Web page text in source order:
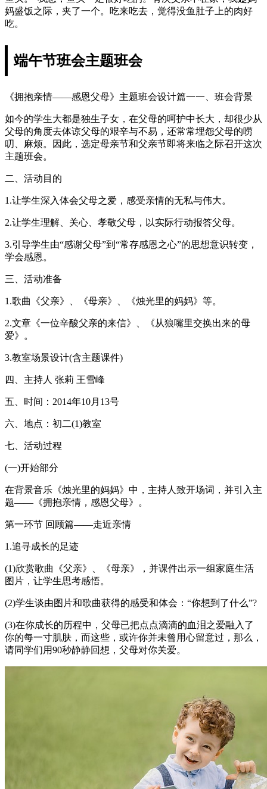
妈盛饭之际，夹了一个。吃来吃去，觉得没鱼肚子上的肉好
吃。
端午节班会主题班会
《拥抱亲情——感恩父母》主题班会设计篇一一、班会背景
如今的学生大都是独生子女，在父母的呵护中长大，却很少从
父母的角度去体谅父母的艰辛与不易，还常常埋怨父母的唠
叨、麻烦。因此，选定母亲节和父亲节即将来临之际召开这次
主题班会。
二、活动目的
1.让学生深入体会父母之爱，感受亲情的无私与伟大。
2.让学生理解、关心、孝敬父母，以实际行动报答父母。
3.引导学生由“感谢父母”到“常存感恩之心”的思想意识转变，
学会感恩。
三、活动准备
1.歌曲《父亲》、《母亲》、《烛光里的妈妈》等。
2.文章《一位辛酸父亲的来信》、《从狼嘴里交换出来的母
爱》。
3.教室场景设计(含主题课件)
四、主持人 张莉 王雪峰
五、时间：2014年10月13号
六、地点：初二(1)教室
七、活动过程
(一)开始部分
在背景音乐《烛光里的妈妈》中，主持人致开场词，并引入主
题——《拥抱亲情，感恩父母》。
第一环节 回顾篇——走近亲情
1.追寻成长的足迹
(1)欣赏歌曲《父亲》、《母亲》，并课件出示一组家庭生活
图片，让学生思考感悟。
(2)学生谈由图片和歌曲获得的感受和体会：“你想到了什么”?
(3)在你成长的历程中，父母已把点点滴滴的血泪之爱融入了
你的每一寸肌肤，而这些，或许你并未曾用心留意过，那么，
请同学们用90秒静静回想，父母对你关爱。